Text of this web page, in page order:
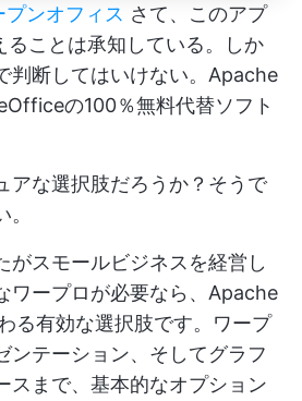
ンオフィス さて、このアプ
ることは承知している。しか
判断してはいけない。Apache
の100％無料代替ソフト
アな選択肢だろうか？そうで
がスモールビジネスを経営し
ワープロが必要なら、Apache
る有効な選択肢です。ワープ
ンテーション、そしてグラフ
スまで、基本的なオプション